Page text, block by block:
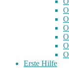
Erste Hilfe